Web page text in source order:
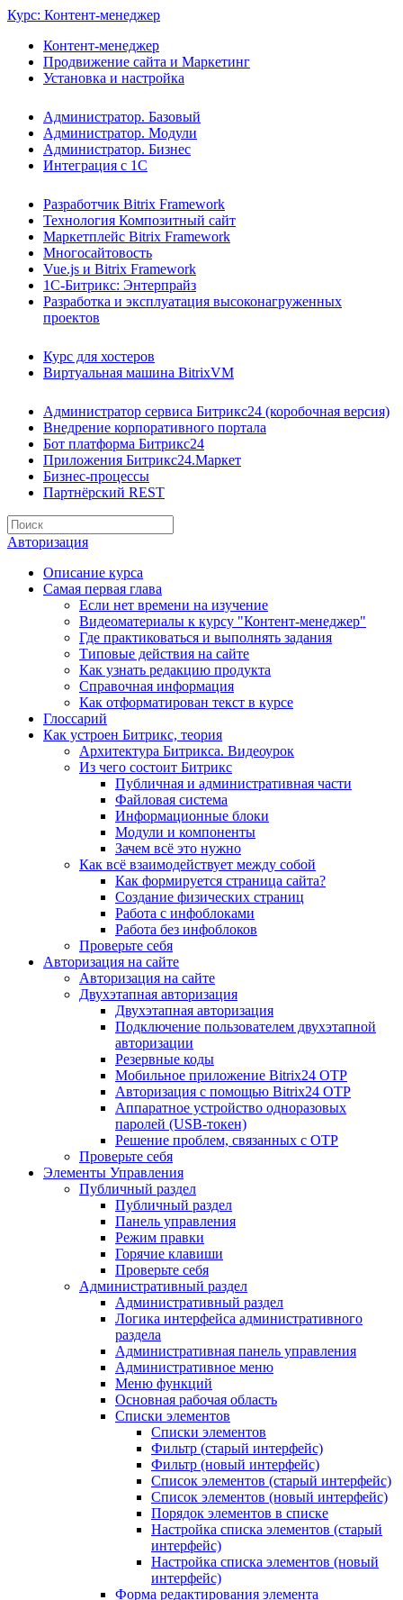
Курс: Контент-менеджер
Контент-менеджер
Продвижение сайта и Маркетинг
Установка и настройка
Администратор. Базовый
Администратор. Модули
Администратор. Бизнес
Интеграция с 1С
Разработчик Bitrix Framework
Технология Композитный сайт
Маркетплейс Bitrix Framework
Многосайтовость
Vue.js и Bitrix Framework
1С-Битрикс: Энтерпрайз
Разработка и эксплуатация высоконагруженных
проектов
Курс для хостеров
Виртуальная машина BitrixVM
Администратор сервиса Битрикс24 (коробочная версия)
Внедрение корпоративного портала
Бот платформа Битрикс24
Приложения Битрикс24.Маркет
Бизнес-процессы
Партнёрский REST
Авторизация
Описание курса
Самая первая глава
Если нет времени на изучение
Видеоматериалы к курсу "Контент-менеджер"
Где практиковаться и выполнять задания
Типовые действия на сайте
Как узнать редакцию продукта
Справочная информация
Как отформатирован текст в курсе
Глоссарий
Как устроен Битрикс, теория
Архитектура Битрикса. Видеоурок
Из чего состоит Битрикс
Публичная и административная части
Файловая система
Информационные блоки
Модули и компоненты
Зачем всё это нужно
Как всё взаимодействует между собой
Как формируется страница сайта?
Создание физических страниц
Работа с инфоблоками
Работа без инфоблоков
Проверьте себя
Авторизация на сайте
Авторизация на сайте
Двухэтапная авторизация
Двухэтапная авторизация
Подключение пользователем двухэтапной
авторизации
Резервные коды
Мобильное приложение Bitrix24 OTP
Авторизация с помощью Bitrix24 OTP
Аппаратное устройство одноразовых
паролей (USB-токен)
Решение проблем, связанных с OTP
Проверьте себя
Элементы Управления
Публичный раздел
Публичный раздел
Панель управления
Режим правки
Горячие клавиши
Проверьте себя
Административный раздел
Административный раздел
Логика интерфейса административного
раздела
Административная панель управления
Административное меню
Меню функций
Основная рабочая область
Списки элементов
Списки элементов
Фильтр (старый интерфейс)
Фильтр (новый интерфейс)
Список элементов (старый интерфейс)
Список элементов (новый интерфейс)
Порядок элементов в списке
Настройка списка элементов (старый
интерфейс)
Настройка списка элементов (новый
интерфейс)
Форма редактирования элемента